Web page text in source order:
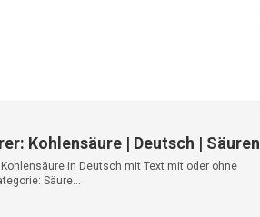
Kohlensäure | Deutsch | Säuren
in Deutsch mit Text mit oder ohne
Säure...